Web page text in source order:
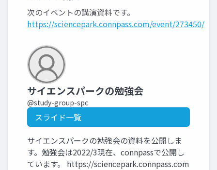
次のイベントの講演資料です。
https://sciencepark.connpass.com/event/273450/
サイエンスパークの勉強会
@study-group-spc
スライド一覧
サイエンスパークの勉強会の資料を公開しま
す。勉強会は2022/3現在、connpassで公開し
ています。 https://sciencepark.connpass.com